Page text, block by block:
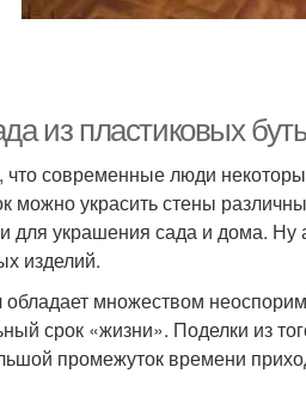
из пластиковых
что современные люди
можно украсить стены
для украшения сада и дома. Ну
изделий.
обладает множеством
срок «жизни». Поделки из
промежуток времени